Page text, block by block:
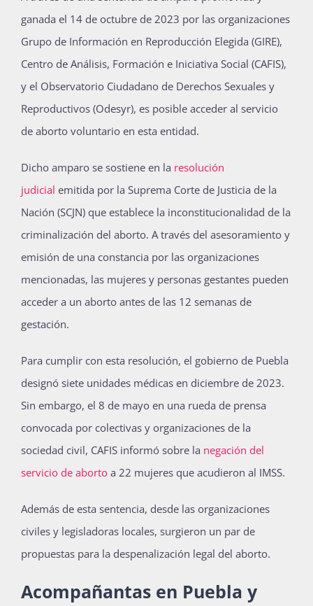
ganada el 14 de octubre de 2023 por las organizaciones
Grupo de Información en Reproducción Elegida (GIRE),
Centro de Análisis, Formación e Iniciativa Social (CAFIS),
y el Observatorio Ciudadano de Derechos Sexuales y
Reproductivos (Odesyr), es posible acceder al servicio
de aborto voluntario en esta entidad.
Dicho amparo se sostiene en la resolución
judicial emitida por la Suprema Corte de Justicia de la
Nación (SCJN) que establece la inconstitucionalidad de la
criminalización del aborto. A través del asesoramiento y
emisión de una constancia por las organizaciones
mencionadas, las mujeres y personas gestantes pueden
acceder a un aborto antes de las 12 semanas de
gestación.
Para cumplir con esta resolución, el gobierno de Puebla
designó siete unidades médicas en diciembre de 2023.
Sin embargo, el 8 de mayo en una rueda de prensa
convocada por colectivas y organizaciones de la
sociedad civil, CAFIS informó sobre la negación del
servicio de aborto a 22 mujeres que acudieron al IMSS.
Además de esta sentencia, desde las organizaciones
civiles y legisladoras locales, surgieron un par de
propuestas para la despenalización legal del aborto.
Acompañantas en Puebla y